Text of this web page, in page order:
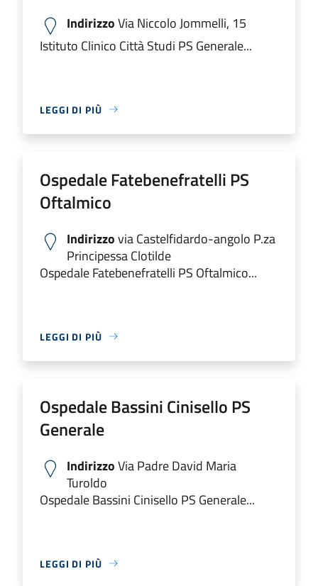
IndirizzoVia Niccolo Jommelli, 15
Istituto Clinico Città Studi PS Generale...
LEGGI DI PIÙ
Ospedale Fatebenefratelli PS
Oftalmico
Indirizzovia Castelfidardo-angolo P.za
Principessa Clotilde
Ospedale Fatebenefratelli PS Oftalmico...
LEGGI DI PIÙ
Ospedale Bassini Cinisello PS
Generale
IndirizzoVia Padre David Maria
Turoldo
Ospedale Bassini Cinisello PS Generale...
LEGGI DI PIÙ